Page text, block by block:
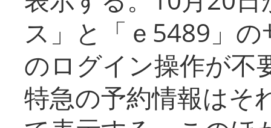
ス」と「ｅ5489」
のログイン操作が不
特急の予約情報はそ